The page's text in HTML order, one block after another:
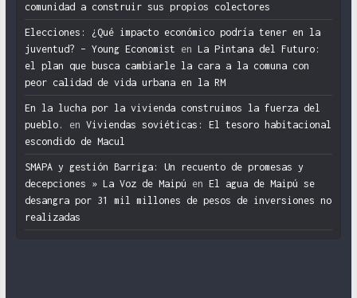
comunidad a construir sus propios colectores
Elecciones: ¿Qué impacto económico podría tener en la
juventud? – Young Economist en La Pintana del Futuro:
el plan que busca cambiarle la cara a la comuna con
peor calidad de vida urbana en la RM
En la lucha por la vivienda construimos la fuerza del
pueblo.
en Viviendas soviéticas: El tesoro habitacional
escondido de Macul
SMAPA y gestión Barriga: Un recuento de promesas y
decepciones » La Voz de Maipú en El agua de Maipú se
desangra por 31 mil millones de pesos de inversiones no
realizadas